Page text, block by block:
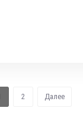
2 Далее